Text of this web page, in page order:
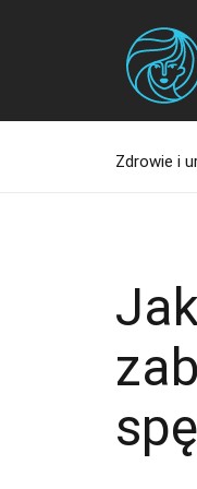
Zdrowie i